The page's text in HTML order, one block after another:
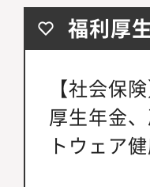
福利厚
【社会保険
厚生年金
トウェア